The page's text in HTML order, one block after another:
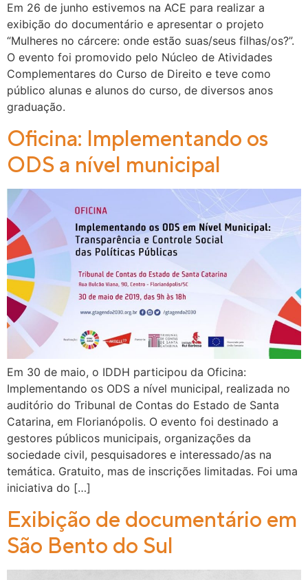
Em 26 de junho estivemos na ACE para realizar a
exibição do documentário e apresentar o projeto
“Mulheres no cárcere: onde estão suas/seus filhas/os?”.
O evento foi promovido pelo Núcleo de Atividades
Complementares do Curso de Direito e teve como
público alunas e alunos do curso, de diversos anos
graduação.
Oficina: Implementando os
ODS a nível municipal
Em 30 de maio, o IDDH participou da Oficina:
Implementando os ODS a nível municipal, realizada no
auditório do Tribunal de Contas do Estado de Santa
Catarina, em Florianópolis. O evento foi destinado a
gestores públicos municipais, organizações da
sociedade civil, pesquisadores e interessado/as na
temática. Gratuito, mas de inscrições limitadas. Foi uma
iniciativa do […]
Exibição de documentário em
São Bento do Sul